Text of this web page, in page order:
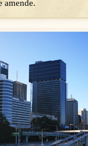
amende.